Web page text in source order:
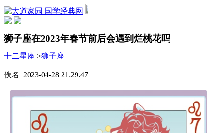
国学经典网
狮子座在2023年春节前后会遇到烂桃花吗
十二星座 >狮子座
佚名 2023-04-28 21:29:47